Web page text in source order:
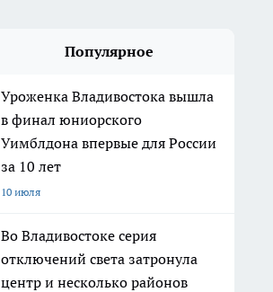
Популярное
Уроженка Владивостока вышла
в финал юниорского
Уимблдона впервые для России
за 10 лет
10 июля
Во Владивостоке серия
отключений света затронула
центр и несколько районов